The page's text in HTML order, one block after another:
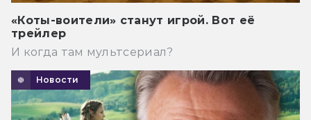
«Коты-воители» станут игрой. Вот её
трейлер
И когда там мультсериал?
Новости